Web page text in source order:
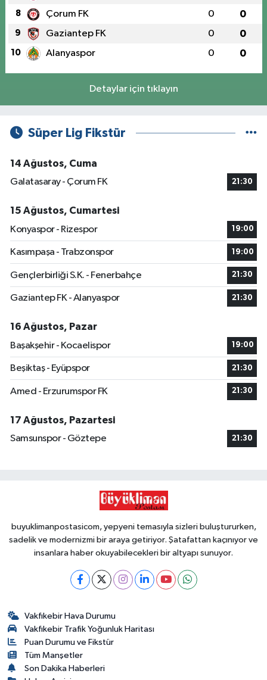
8 Çorum FK 0 0
9 Gaziantep FK 0 0
10 Alanyaspor 0 0
Detaylar için tıklayın
Süper Lig Fikstür
14 Ağustos, Cuma
Galatasaray - Çorum FK
21:30
15 Ağustos, Cumartesi
Konyaspor - Rizespor
19:00
Kasımpaşa - Trabzonspor 19:00
Gençlerbirliği S.K. - Fenerbahçe 21:30
Gaziantep FK - Alanyaspor 21:30
16 Ağustos, Pazar
Başakşehir - Kocaelispor
19:00
Beşiktaş - Eyüpspor 21:30
Amed - Erzurumspor FK 21:30
17 Ağustos, Pazartesi
Samsunspor - Göztepe
21:30
buyuklimanpostasicom, yepyeni temasıyla sizleri buluştururken,
sadelik ve modernizmi bir araya getiriyor. Şatafattan kaçınıyor ve
insanlara haber okuyabilecekleri bir altyapı sunuyor.
Vakfıkebir Hava Durumu
Vakfıkebir Trafik Yoğunluk Haritası
Puan Durumu ve Fikstür
Tüm Manşetler
Son Dakika Haberleri